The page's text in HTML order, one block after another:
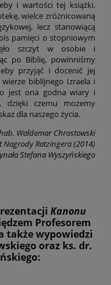
i wartości tej książki.
wielce zróżnicowaną
lecz stanowiącą
pamięci o stopniowym
szczyt w osobie i
po Biblię, powinniśmy
przyjąć i docenić jej
biblijnego Izraela i
jest ona godna wiary i
dzięki czemu możemy
dla naszego życia.
Waldemar Chrostowski
Nagrody Ratzingera (2014)
Stefana Wyszyńskiego
Kanonu
Profesorem
także wypowiedzi
oraz ks. dr.